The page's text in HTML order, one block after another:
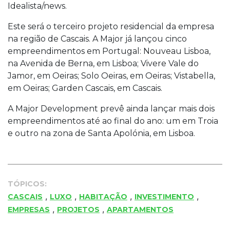
Idealista/news.
Este será o terceiro projeto residencial da empresa
na região de Cascais. A Major já lançou cinco
empreendimentos em Portugal: Nouveau Lisboa,
na Avenida de Berna, em Lisboa; Vivere Vale do
Jamor, em Oeiras; Solo Oeiras, em Oeiras; Vistabella,
em Oeiras; Garden Cascais, em Cascais.
A Major Development prevê ainda lançar mais dois
empreendimentos até ao final do ano: um em Troia
e outro na zona de Santa Apolónia, em Lisboa.
TÓPICOS:
CASCAIS , LUXO , HABITAÇÃO , INVESTIMENTO ,
EMPRESAS , PROJETOS , APARTAMENTOS